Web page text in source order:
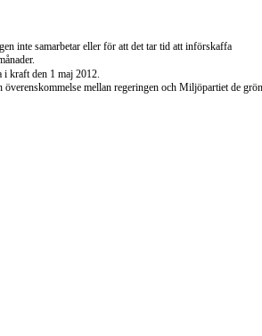
inte samarbetar eller för att det tar tid att införskaffa
i kraft den 1 maj 2012.
överenskommelse mellan regeringen och Miljöpartiet de